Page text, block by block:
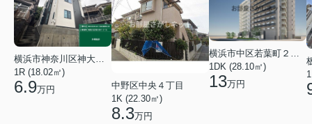
1R (18.02㎡)
6.9万円
中野区中央４丁目
1K (22.30㎡)
8.3万円
1DK (28.10㎡)
13万円